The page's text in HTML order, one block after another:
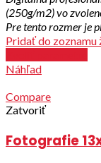
(250g/m2) vo
Pre tento rozmer je
Pridať do zoznamu
Náhľad
Compare
Zatvoriť
Fotografie